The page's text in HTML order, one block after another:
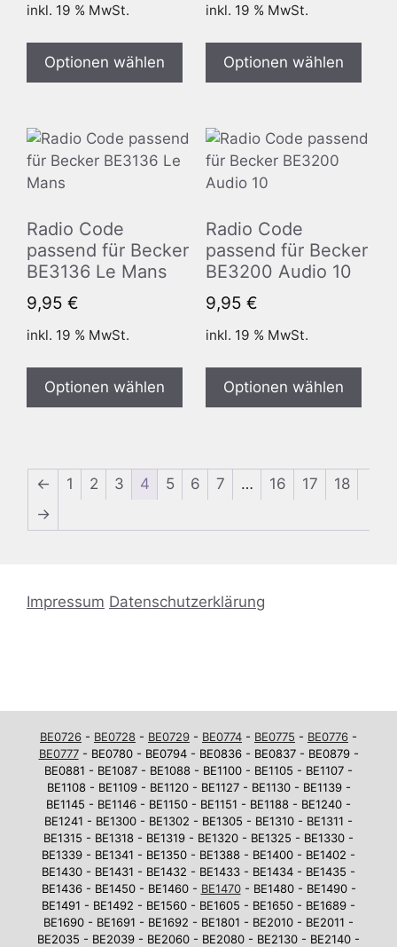
inkl. 19 % MwSt.
Optionen wählen
inkl. 19 % MwSt.
Optionen wählen
Radio Code
passend für Becker
BE3136 Le Mans
9,95 €
inkl. 19 % MwSt.
Optionen wählen
Radio Code
passend für Becker
BE3200 Audio 10
9,95 €
inkl. 19 % MwSt.
Optionen wählen
← 1 2 3 4 5 6 7 … 16 17
18
→
Impressum Datenschutzerklärung
BE0726 - BE0728 - BE0729 - BE0774 - BE0775 - BE0776 -
BE0777- BE0780 - BE0794 - BE0836 - BE0837 - BE0879 -
BE0881 - BE1087 - BE1088 - BE1100 - BE1105 - BE1107 -
BE1108 - BE1109 - BE1120 - BE1127 - BE1130 - BE1139 -
BE1145 - BE1146 - BE1150 - BE1151 - BE1188 - BE1240 -
BE1241 - BE1300 - BE1302 - BE1305 - BE1310 - BE1311 -
BE1315 - BE1318 - BE1319 - BE1320 - BE1325 - BE1330 -
BE1339 - BE1341 - BE1350 - BE1388 - BE1400 - BE1402 -
BE1430 - BE1431 - BE1432 - BE1433 - BE1434 - BE1435 -
BE1436 - BE1450 - BE1460 - BE1470- BE1480 - BE1490 -
BE1491 - BE1492 - BE1560 - BE1605 - BE1650 - BE1689 -
BE1690 - BE1691 - BE1692 - BE1801 - BE2010 - BE2011 -
BE2035 - BE2039 - BE2060 - BE2080 - BE2130 - BE2140 -